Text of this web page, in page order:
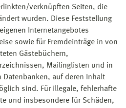
verknüpften Seiten, die
wurden. Diese Feststellung
Internetangebotes
sowie für Fremdeinträge in von
Gästebüchern,
Mailinglisten und in
Datenbanken, auf deren Inhalt
sind. Für illegale, fehlerhafte
und insbesondere für Schäden,